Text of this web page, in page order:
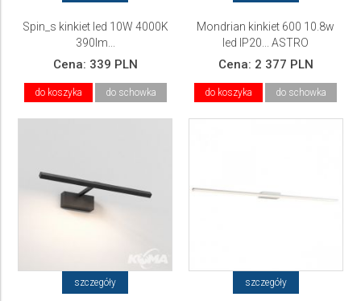
Spin_s kinkiet led 10W 4000K
390lm...
Cena: 339 PLN
do koszyka do schowka
Mondrian kinkiet 600 10.8w
led IP20... ASTRO
Cena: 2 377 PLN
do koszyka do schowka
szczegóły szczegóły